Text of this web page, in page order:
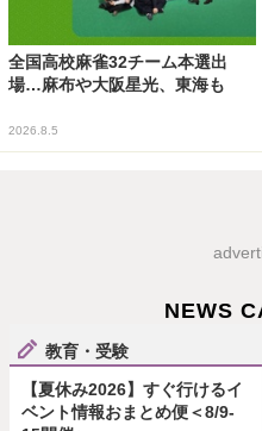
全国高校麻雀32チーム本選出
場…麻布や大阪星光、東海も
2026.8.5
NEWS
教育・受験
【夏休み2026】すぐ行けるイ
ベント情報おまとめ便＜8/9-